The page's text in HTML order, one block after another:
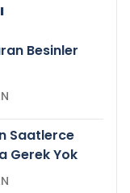
Besinler
Saatlerce
Gerek Yok